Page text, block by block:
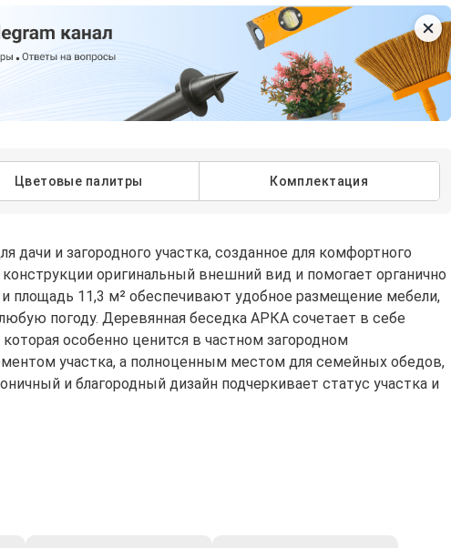
Цветовые палитры Комплектация
и загородного участка, созданное для комфортного
оригинальный внешний вид и помогает органично
площадь 11,3 м² обеспечивают удобное размещение мебели,
погоду. Деревянная беседка АРКА сочетает в себе
особенно ценится в частном загородном
участка, а полноценным местом для семейных обедов,
и благородный дизайн подчеркивает статус участка и